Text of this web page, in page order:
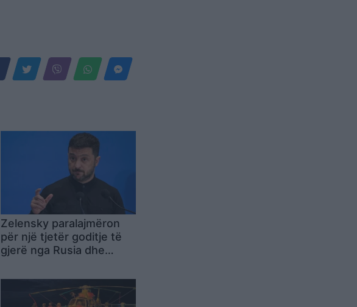
Zelensky paralajmëron
për një tjetër goditje të
gjerë nga Rusia dhe
qytetarët